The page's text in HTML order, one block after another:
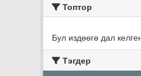
Топтор
Бул издөөгө дал
Тэгдер